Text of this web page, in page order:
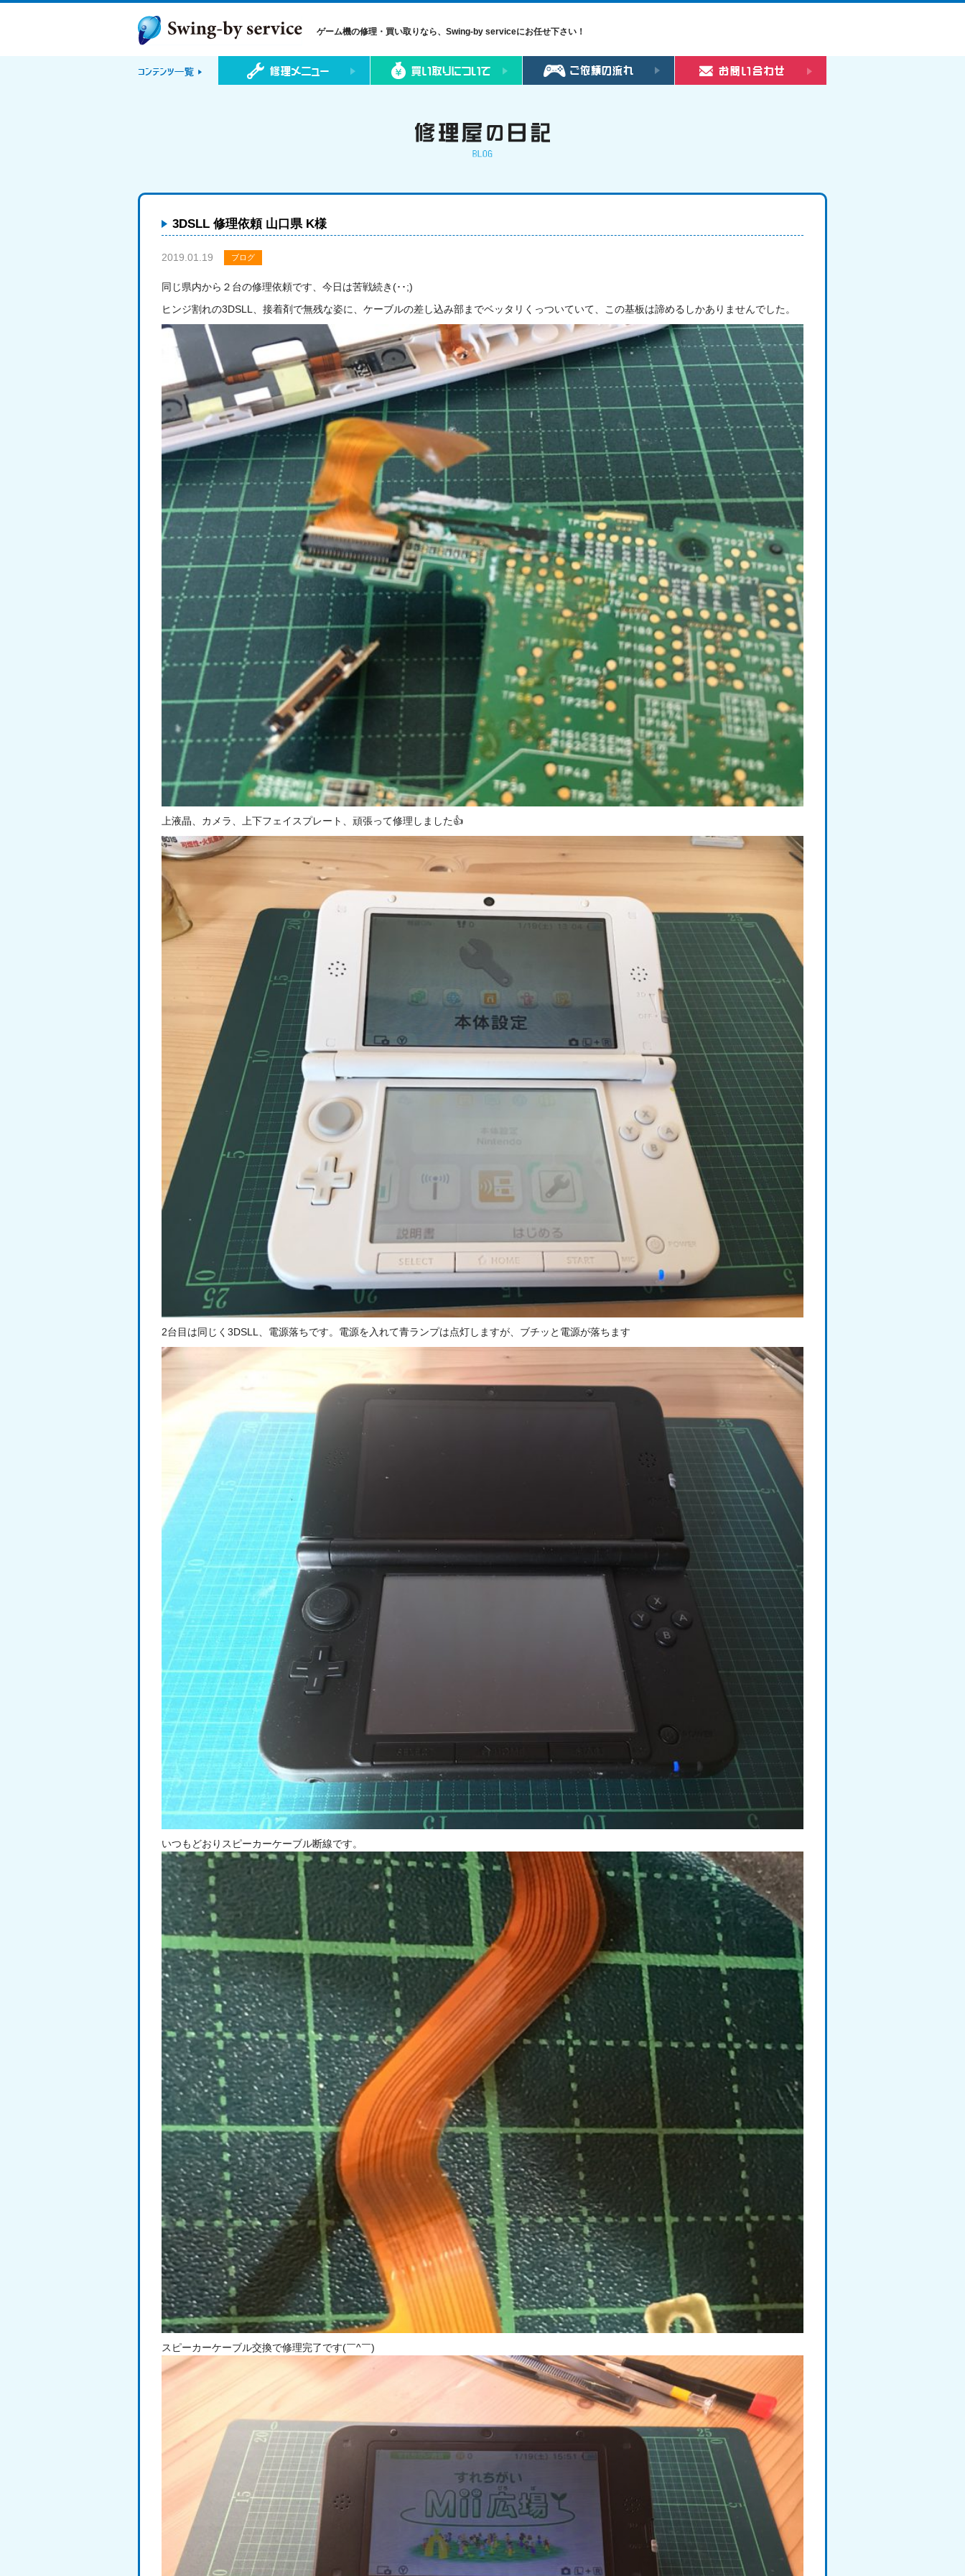
ゲーム機の修理・買い取りなら、Swing-by serviceにお任せ下さい！
3DSLL 修理依頼 山口県 K様
2019.01.19 ブログ
同じ県内から２台の修理依頼です、今日は苦戦続き(･･;)
ヒンジ割れの3DSLL、接着剤で無残な姿に、ケーブルの差し込み部までベッタリくっついていて、この基板は諦めるしかありませんでした。
上液晶、カメラ、上下フェイスプレート、頑張って修理しました👍
2台目は同じく3DSLL、電源落ちです。電源を入れて青ランプは点灯しますが、ブチッと電源が落ちます
いつもどおりスピーカーケーブル断線です。
スピーカーケーブル交換で修理完了です(￣^￣)ゞ